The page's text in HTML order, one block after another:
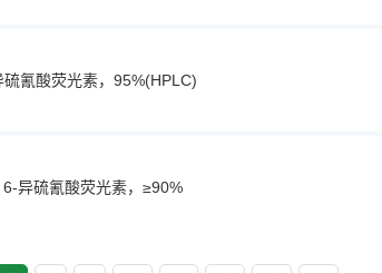
硫氰酸荧光素，95%(HPLC)
6-异硫氰酸荧光素，≥90%